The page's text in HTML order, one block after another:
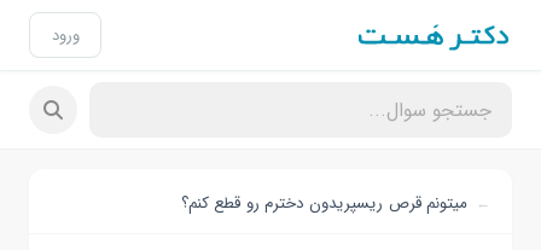
ورود
میتونم قرص ریسپریدون دخترم رو قطع کنم؟